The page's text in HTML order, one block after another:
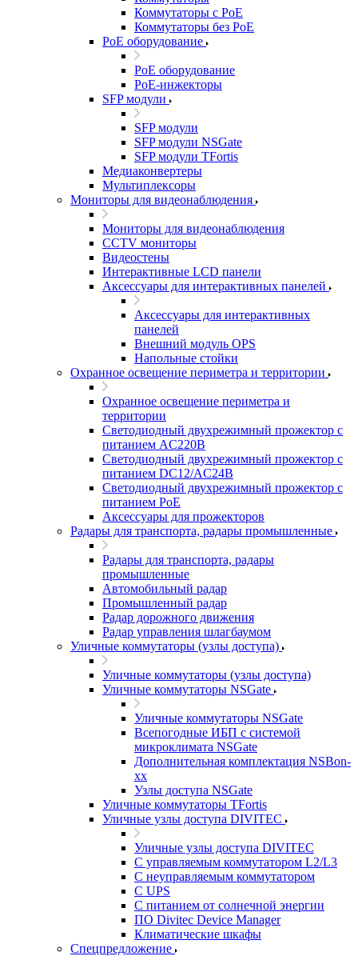
Коммутаторы с PoE
Коммутаторы без PoE
PoE оборудование
PoE оборудование
PoE-инжекторы
SFP модули
SFP модули
SFP модули NSGate
SFP модули TFortis
Медиаконвертеры
Мультиплексоры
Мониторы для видеонаблюдения
Мониторы для видеонаблюдения
CCTV мониторы
Видеостены
Интерактивные LCD панели
Аксессуары для интерактивных панелей
Аксессуары для интерактивных
панелей
Внешний модуль OPS
Напольные стойки
Охранное освещение периметра и территории
Охранное освещение периметра и
территории
Светодиодный двухрежимный прожектор с
питанием AC220В
Светодиодный двухрежимный прожектор с
питанием DC12/AC24В
Светодиодный двухрежимный прожектор с
питанием PoE
Аксессуары для прожекторов
Радары для транспорта, радары промышленные
Радары для транспорта, радары
промышленные
Автомобильный радар
Промышленный радар
Радар дорожного движения
Радар управления шлагбаумом
Уличные коммутаторы (узлы доступа)
Уличные коммутаторы (узлы доступа)
Уличные коммутаторы NSGate
Уличные коммутаторы NSGate
Всепогодные ИБП с системой
микроклимата NSGate
Дополнительная комплектация NSBon-
xx
Узлы доступа NSGate
Уличные коммутаторы TFortis
Уличные узлы доступа DIVITEC
Уличные узлы доступа DIVITEC
С управляемым коммутатором L2/L3
С неуправляемым коммутатором
С UPS
С питанием от солнечной энергии
ПО Divitec Device Manager
Климатические шкафы
Спецпредложение